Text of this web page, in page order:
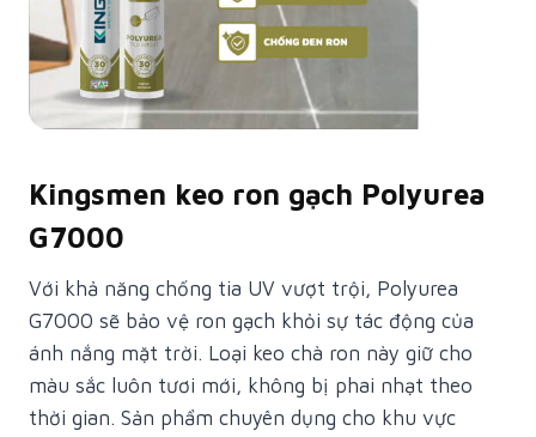
Kingsmen keo ron gạch Polyurea
G7000
Với khả năng chống tia UV vượt trội, Polyurea
G7000 sẽ bảo vệ ron gạch khỏi sự tác động của
ánh nắng mặt trời. Loại keo chà ron này giữ cho
màu sắc luôn tươi mới, không bị phai nhạt theo
thời gian. Sản phẩm chuyên dụng cho khu vực